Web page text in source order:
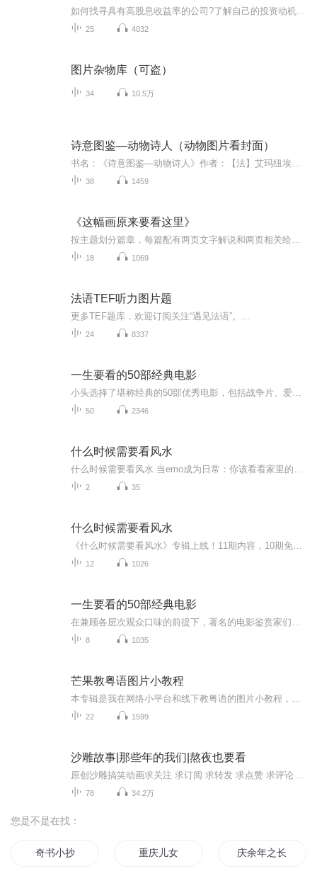
25 4032
图片杂物库（可盗）
34 10.5万
诗意图鉴—动物诗人（动物图片看封面）
38 1459
《这幅画原来要看这里》
18 1069
法语TEF听力图片题
更多TEF题库，欢迎订阅关注“遇见法语”。...
24 8337
一生要看的50部经典电影
50 2346
什么时候需要看风水
2 35
什么时候需要看风水
12 1026
一生要看的50部经典电影
8 1035
芒果教粤语图片小教程
22 1599
沙雕故事|那些年的我们|熬夜也要看
78 34.2万
您是不是在找：
奇书小抄 重庆儿女 庆余年之长歌行